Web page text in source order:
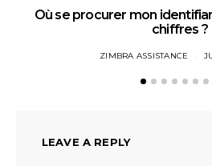
Où se procurer mon
chiffres ?
ZIMBRA ASSISTANCE
LEAVE A REPLY